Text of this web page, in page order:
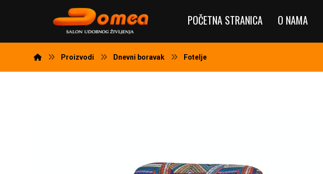
POČETNA STRANICA O NAMA
Proizvodi Dnevni boravak Fotelje